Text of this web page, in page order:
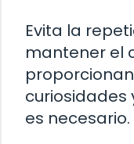
Evita la
mantener el
curiosidades
es necesario.